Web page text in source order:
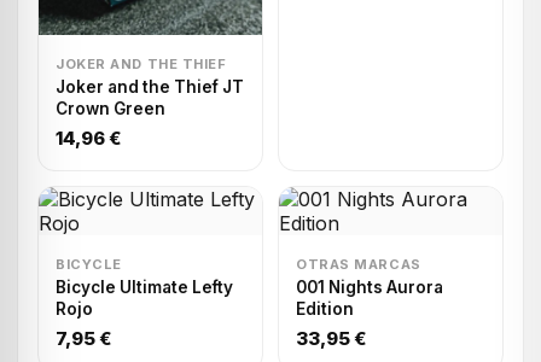
JOKER AND THE THIEF
Joker and the Thief JT
Crown Green
14,96 €
BICYCLE
Bicycle Ultimate Lefty
Rojo
7,95 €
OTRAS MARCAS
001 Nights Aurora
Edition
33,95 €